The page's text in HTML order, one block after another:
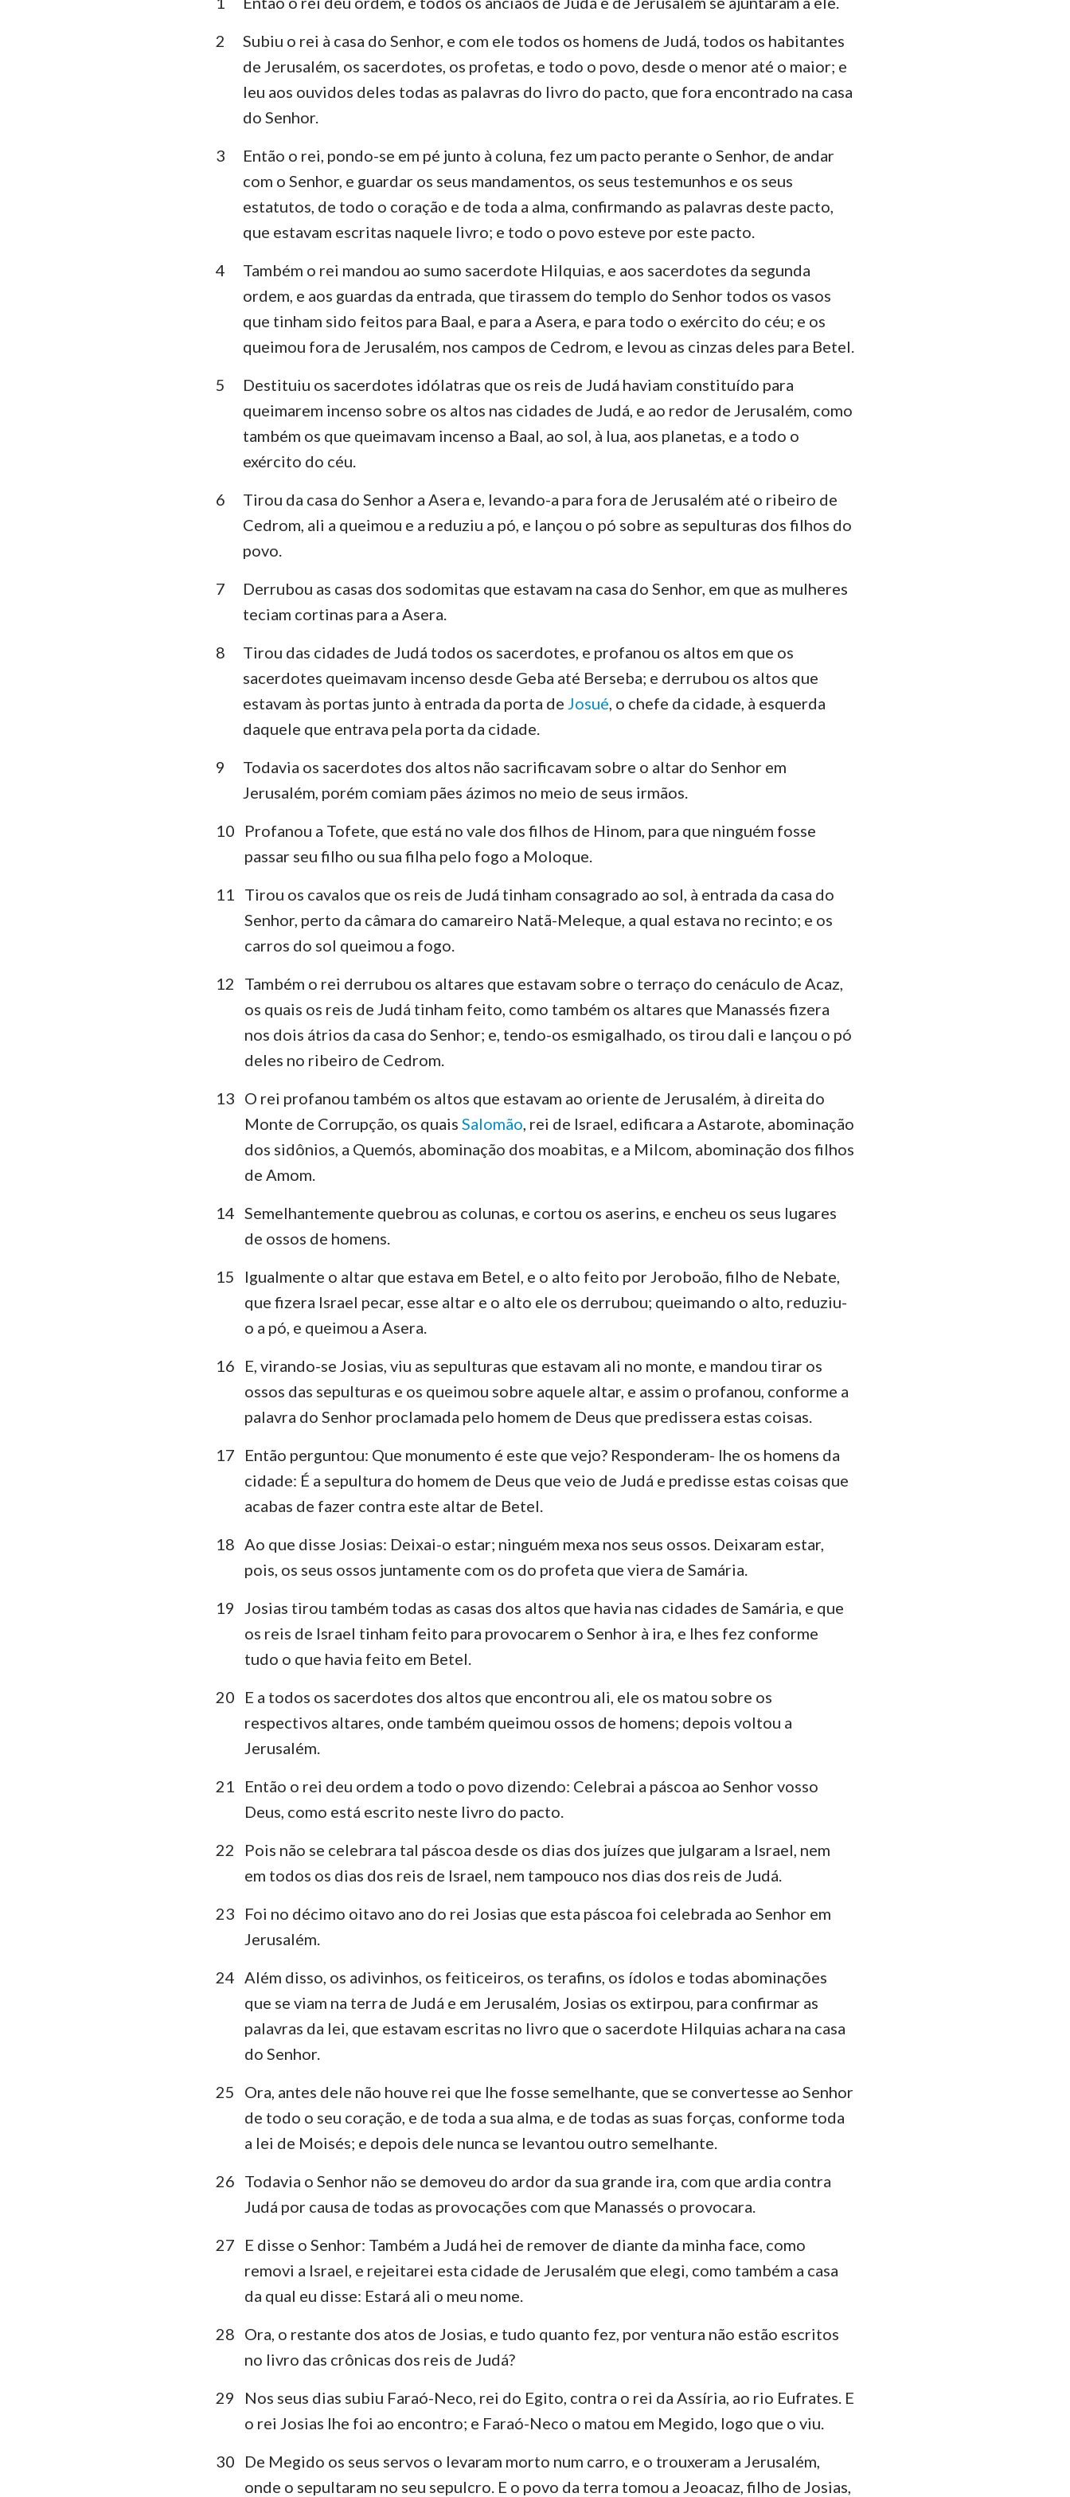
Deuteronômio Josué
Juízes Rute
1 Crônicas 2 Crônicas
Esdras Neemias
Salmos Provérbios
Eclesiastes Cânticos
Isaías Jeremias
Lamentações Ezequiel
Daniel Oséias
Joel
Obadias Jonas
Miquéias Naum
Habacuque
Ageu Zacarias
Atos Romanos
1 Coríntios 2 Coríntios
1 Tessalonicenses 2 Tessalonicenses
1 Timóteo 2 Timóteo
Hebreus Tiago
1 Pedro 2 Pedro
1 João 2 João
3 João Judas
Apocalipse
2
Subiu o rei à casa do Senhor, e com ele todos os homens de Judá, todos os habitantes
de Jerusalém, os sacerdotes, os profetas, e todo o povo, desde o menor até o maior; e
leu aos ouvidos deles todas as palavras do livro do pacto, que fora encontrado na casa
do Senhor.
3
Então o rei, pondo-se em pé junto à coluna, fez um pacto perante o Senhor, de andar
com o Senhor, e guardar os seus mandamentos, os seus testemunhos e os seus
estatutos, de todo o coração e de toda a alma, confirmando as palavras deste pacto,
que estavam escritas naquele livro; e todo o povo esteve por este pacto.
4
Também o rei mandou ao sumo sacerdote Hilquias, e aos sacerdotes da segunda
ordem, e aos guardas da entrada, que tirassem do templo do Senhor todos os vasos
que tinham sido feitos para Baal, e para a Asera, e para todo o exército do céu; e os
queimou fora de Jerusalém, nos campos de Cedrom, e levou as cinzas deles para Betel.
5
Destituiu os sacerdotes idólatras que os reis de Judá haviam constituído para
queimarem incenso sobre os altos nas cidades de Judá, e ao redor de Jerusalém, como
também os que queimavam incenso a Baal, ao sol, à lua, aos planetas, e a todo o
exército do céu.
6
Tirou da casa do Senhor a Asera e, levando-a para fora de Jerusalém até o ribeiro de
Cedrom, ali a queimou e a reduziu a pó, e lançou o pó sobre as sepulturas dos filhos do
povo.
7
Derrubou as casas dos sodomitas que estavam na casa do Senhor, em que as mulheres
teciam cortinas para a Asera.
8
Tirou das cidades de Judá todos os sacerdotes, e profanou os altos em que os
sacerdotes queimavam incenso desde Geba até Berseba; e derrubou os altos que
estavam às portas junto à entrada da porta de Josué, o chefe da cidade, à esquerda
daquele que entrava pela porta da cidade.
9
Todavia os sacerdotes dos altos não sacrificavam sobre o altar do Senhor em
Jerusalém, porém comiam pães ázimos no meio de seus irmãos.
10
Profanou a Tofete, que está no vale dos filhos de Hinom, para que ninguém fosse
passar seu filho ou sua filha pelo fogo a Moloque.
11 Tirou os cavalos que os reis de Judá tinham consagrado ao sol, à entrada da casa do
Senhor, perto da câmara do camareiro Natã-Meleque, a qual estava no recinto; e os
carros do sol queimou a fogo.
12
Também o rei derrubou os altares que estavam sobre o terraço do cenáculo de Acaz,
os quais os reis de Judá tinham feito, como também os altares que Manassés fizera
nos dois átrios da casa do Senhor; e, tendo-os esmigalhado, os tirou dali e lançou o pó
deles no ribeiro de Cedrom.
13 O rei profanou também os altos que estavam ao oriente de Jerusalém, à direita do
Monte de Corrupção, os quais Salomão, rei de Israel, edificara a Astarote, abominação
dos sidônios, a Quemós, abominação dos moabitas, e a Milcom, abominação dos filhos
de Amom.
14 Semelhantemente quebrou as colunas, e cortou os aserins, e encheu os seus lugares
de ossos de homens.
15
Igualmente o altar que estava em Betel, e o alto feito por Jeroboão, filho de Nebate,
que fizera Israel pecar, esse altar e o alto ele os derrubou; queimando o alto, reduziu-
o a pó, e queimou a Asera.
16
E, virando-se Josias, viu as sepulturas que estavam ali no monte, e mandou tirar os
ossos das sepulturas e os queimou sobre aquele altar, e assim o profanou, conforme a
palavra do Senhor proclamada pelo homem de Deus que predissera estas coisas.
17
Então perguntou: Que monumento é este que vejo? Responderam- lhe os homens da
cidade: É a sepultura do homem de Deus que veio de Judá e predisse estas coisas que
acabas de fazer contra este altar de Betel.
18 Ao que disse Josias: Deixai-o estar; ninguém mexa nos seus ossos. Deixaram estar,
pois, os seus ossos juntamente com os do profeta que viera de Samária.
19 Josias tirou também todas as casas dos altos que havia nas cidades de Samária, e que
os reis de Israel tinham feito para provocarem o Senhor à ira, e lhes fez conforme
tudo o que havia feito em Betel.
20
E a todos os sacerdotes dos altos que encontrou ali, ele os matou sobre os
respectivos altares, onde também queimou ossos de homens; depois voltou a
Jerusalém.
21
Então o rei deu ordem a todo o povo dizendo: Celebrai a páscoa ao Senhor vosso
Deus, como está escrito neste livro do pacto.
22
Pois não se celebrara tal páscoa desde os dias dos juízes que julgaram a Israel, nem
em todos os dias dos reis de Israel, nem tampouco nos dias dos reis de Judá.
23
Foi no décimo oitavo ano do rei Josias que esta páscoa foi celebrada ao Senhor em
Jerusalém.
24 Além disso, os adivinhos, os feiticeiros, os terafins, os ídolos e todas abominações
que se viam na terra de Judá e em Jerusalém, Josias os extirpou, para confirmar as
palavras da lei, que estavam escritas no livro que o sacerdote Hilquias achara na casa
do Senhor.
25
Ora, antes dele não houve rei que lhe fosse semelhante, que se convertesse ao Senhor
de todo o seu coração, e de toda a sua alma, e de todas as suas forças, conforme toda
a lei de Moisés; e depois dele nunca se levantou outro semelhante.
26 Todavia o Senhor não se demoveu do ardor da sua grande ira, com que ardia contra
Judá por causa de todas as provocações com que Manassés o provocara.
27
E disse o Senhor: Também a Judá hei de remover de diante da minha face, como
removi a Israel, e rejeitarei esta cidade de Jerusalém que elegi, como também a casa
da qual eu disse: Estará ali o meu nome.
28 Ora, o restante dos atos de Josias, e tudo quanto fez, por ventura não estão escritos
no livro das crônicas dos reis de Judá?
29
Nos seus dias subiu Faraó-Neco, rei do Egito, contra o rei da Assíria, ao rio Eufrates. E
o rei Josias lhe foi ao encontro; e Faraó-Neco o matou em Megido, logo que o viu.
30
De Megido os seus servos o levaram morto num carro, e o trouxeram a Jerusalém,
onde o sepultaram no seu sepulcro. E o povo da terra tomou a Jeoacaz, filho de Josias,